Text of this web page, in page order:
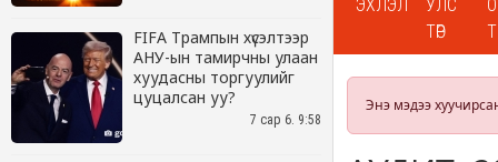
FIFA Трампын хүсэлтээр
АНУ-ын тамирчны улаан
хуудасны торгуулийг
цуцалсан уу?
7 сар 6. 9:58